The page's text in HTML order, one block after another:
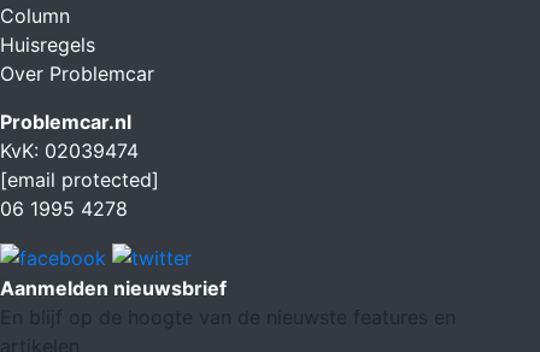
Column
Huisregels
Over Problemcar
Problemcar.nl
KvK: 02039474
[email protected]
06 1995 4278
Aanmelden nieuwsbrief
En blijf op de hoogte van de nieuwste features en
artikelen